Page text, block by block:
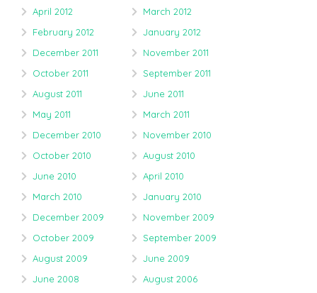
April 2012
March 2012
February 2012
January 2012
December 2011
November 2011
October 2011
September 2011
August 2011
June 2011
May 2011
March 2011
December 2010
November 2010
October 2010
August 2010
June 2010
April 2010
March 2010
January 2010
December 2009
November 2009
October 2009
September 2009
August 2009
June 2009
June 2008
August 2006